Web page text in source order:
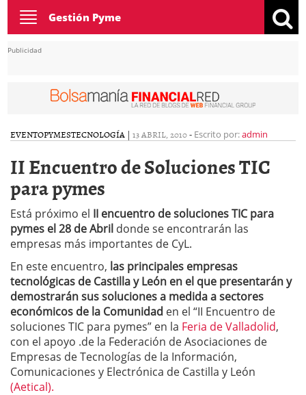
Toggle
navigation
Gestión Pyme
Publicidad
EVENTOPYMESTECNOLOGÍA | 13 ABRIL, 2010- Escrito por:admin
II Encuentro de Soluciones TIC
para pymes
Está próximo el II encuentro de soluciones TIC para
pymes el 28 de Abril donde se encontrarán las
empresas más importantes de CyL.
En este encuentro, las principales empresas
tecnológicas de Castilla y León en el que presentarán y
demostrarán sus soluciones a medida a sectores
económicos de la Comunidad en el “II Encuentro de
soluciones TIC para pymes” en la Feria de Valladolid,
con el apoyo .de la Federación de Asociaciones de
Empresas de Tecnologías de la Información,
Comunicaciones y Electrónica de Castilla y León
(Aetical).